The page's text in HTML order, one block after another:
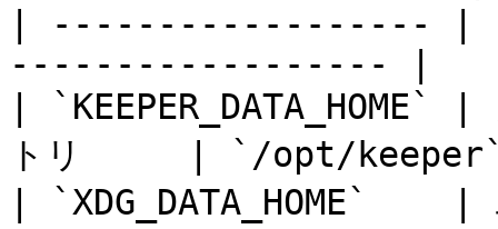
| ------------------
------------------ |
| `KEEPER_DATA_HOME`
トリ     | `/opt/
| `XDG_DATA_HOME`    |